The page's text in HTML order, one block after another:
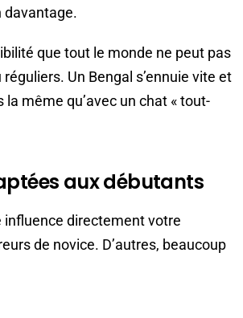
davantage.
que tout le monde ne peut pas
Un Bengal s’ennuie vite et
la même qu’avec un chat « tout-
aux débutants
influence directement votre
de novice. D’autres, beaucoup